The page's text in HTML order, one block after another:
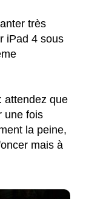
très
iPad 4 sous
attendez que
une fois
la peine,
mais à